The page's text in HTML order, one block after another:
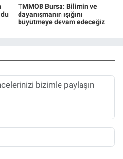
TMMOB Bursa: Bilimin ve
dayanışmanın ışığını
büyütmeye devam edeceğiz